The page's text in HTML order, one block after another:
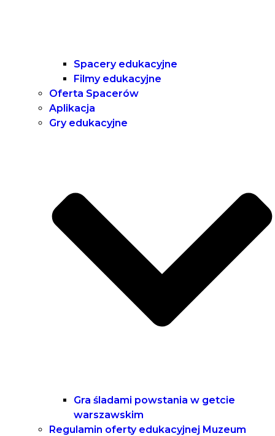
Spacery edukacyjne
Filmy edukacyjne
Oferta Spacerów
Aplikacja
Gry edukacyjne
Gra śladami powstania w getcie
warszawskim
Regulamin oferty edukacyjnej Muzeum